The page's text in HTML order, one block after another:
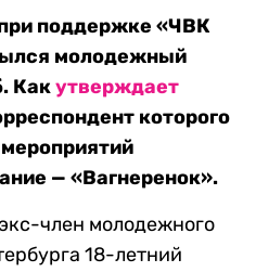
поддержке «ЧВК
молодежный
Какутверждает
которого
— «Вагнеренок».
член молодежного
18-летний